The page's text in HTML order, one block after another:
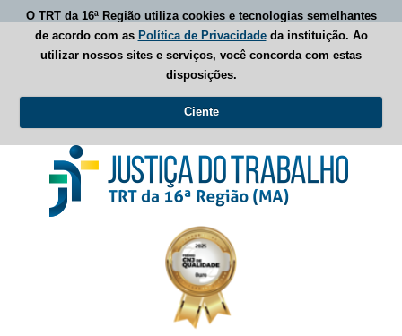
O TRT da 16ª Região utiliza cookies e tecnologias semelhantes
de acordo com as Política de Privacidadeda instituição. Ao
utilizar nossos sites e serviços, você concorda com estas
disposições.
Ciente